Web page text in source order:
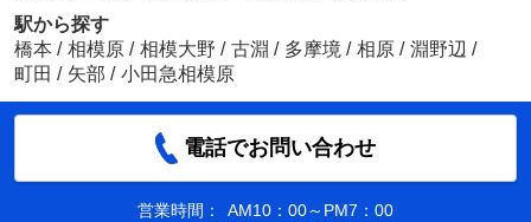
駅から探す
橋本 / 相模原 / 相模大野 / 古淵 / 多摩境 / 相原 / 淵野辺 /
町田 / 矢部 / 小田急相模原
電話でお問い合わせ
営業時間：
AM10：00～PM7：00